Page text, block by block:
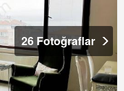
26 Fotoğraflar